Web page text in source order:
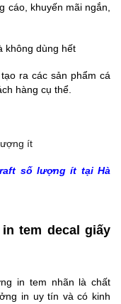
cáo, khuyến mãi ngắn,
không dùng hết
ra các sản phẩm cá
hàng cụ thể.
số lượng ít tại Hà
tem decal giấy
in tem nhãn là chất
in uy tín và có kinh